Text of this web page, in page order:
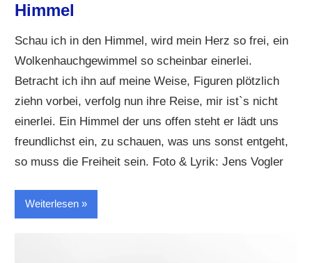
Himmel
Schau ich in den Himmel, wird mein Herz so frei, ein
Wolkenhauchgewimmel so scheinbar einerlei.
Betracht ich ihn auf meine Weise, Figuren plötzlich
ziehn vorbei, verfolg nun ihre Reise, mir ist`s nicht
einerlei. Ein Himmel der uns offen steht er lädt uns
freundlichst ein, zu schauen, was uns sonst entgeht,
so muss die Freiheit sein. Foto & Lyrik: Jens Vogler
Weiterlesen